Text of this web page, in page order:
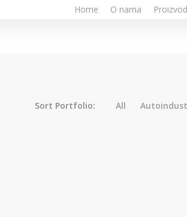
Home O nama
Sort Portfolio: All